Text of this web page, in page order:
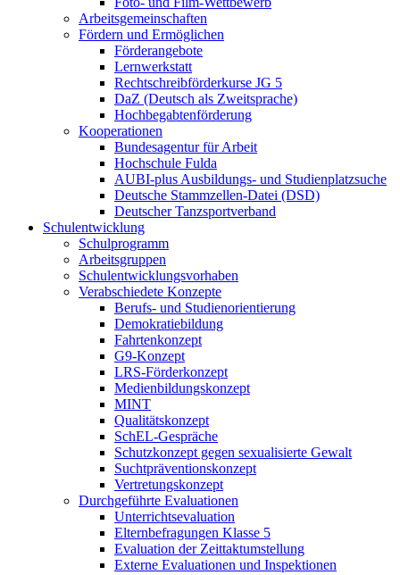
Arbeitsgemeinschaften
Fördern und Ermöglichen
Förderangebote
Lernwerkstatt
Rechtschreibförderkurse JG 5
DaZ (Deutsch als Zweitsprache)
Hochbegabtenförderung
Kooperationen
Bundesagentur für Arbeit
Hochschule Fulda
AUBI-plus Ausbildungs- und Studienplatzsuche
Deutsche Stammzellen-Datei (DSD)
Deutscher Tanzsportverband
Schulentwicklung
Schulprogramm
Arbeitsgruppen
Schulentwicklungsvorhaben
Verabschiedete Konzepte
Berufs- und Studienorientierung
Demokratiebildung
Fahrtenkonzept
G9-Konzept
LRS-Förderkonzept
Medienbildungskonzept
MINT
Qualitätskonzept
SchEL-Gespräche
Schutzkonzept gegen sexualisierte Gewalt
Suchtpräventionskonzept
Vertretungskonzept
Durchgeführte Evaluationen
Unterrichtsevaluation
Elternbefragungen Klasse 5
Evaluation der Zeittaktumstellung
Externe Evaluationen und Inspektionen